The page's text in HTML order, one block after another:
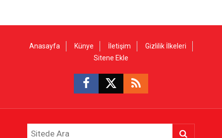
Anasayfa Künye İletişim
Gizlilik İlkeleri
Sitene Ekle